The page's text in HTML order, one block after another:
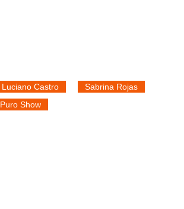
Luciano Castro
Sabrina Rojas
Puro Show